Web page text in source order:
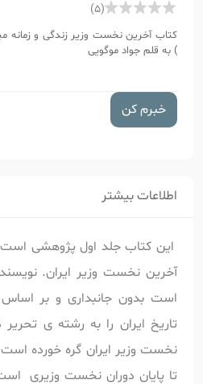
(5)
) به قلم جواد موگویی
خبرم کن
اطلاعات بیشتر
این کتاب جلد اول پژوهشی است
آخرین نخست وزیر ایران.
است بدون جانبداری و بر
تاریخ ایران را به رشته ی تحریر
نخست وزیر ایران گره خورده
تا پایان دوران نخست وزیری